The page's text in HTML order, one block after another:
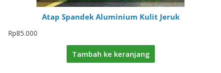
Atap Spandek Aluminium Kulit Jeruk
Rp85.000
Tambah ke keranjang